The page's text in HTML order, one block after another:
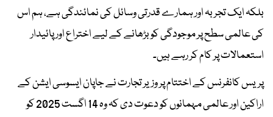
بلکہ ایک تجربہ اور ہمارے قدرتی وسائل کی نمائندگی ہے، ہم اس
کی عالمی سطح پر موجودگی کو بڑھانے کے لیے اختراع اور پائیدار
استعمالات پر کام کر رہے ہیں۔
پریس کانفرنس کے اختتام پر وزیر تجارت نے جاپان ایسوسی ایشن کے
اراکین اور عالمی مہمانوں کو دعوت دی کہ وہ 14 اگست 2025 کو